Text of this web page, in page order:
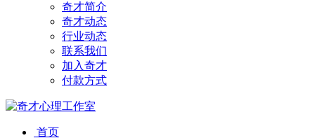
奇才简介
奇才动态
行业动态
联系我们
加入奇才
付款方式
首页